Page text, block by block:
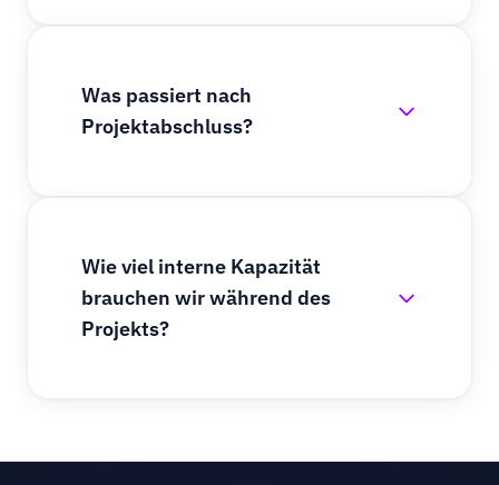
Was passiert nach
Projektabschluss?
Wie viel interne Kapazität
brauchen wir während des
Projekts?